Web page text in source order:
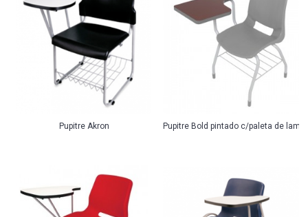
Pupitre Akron Pupitre Bold pintado c/paleta de